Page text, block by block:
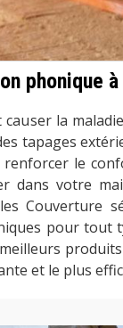
phonique
la
tapages
le
dans votre
Couverture
pour tout
et le plus